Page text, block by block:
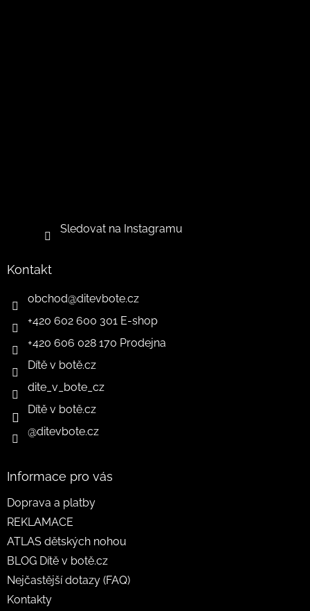
Sledovat na Instagramu
Kontakt
obchod@ditevbote.cz
+420 602 600 301 E-shop
+420 606 028 170 Prodejna
Dítě v botě.cz
dite_v_bote_cz
Dítě v botě.cz
@ditevbote.cz
Informace pro vás
Doprava a platby
REKLAMACE
ATLAS dětských nohou
BLOG Dítě v botě.cz
Nejčastější dotazy (FAQ)
Kontakty